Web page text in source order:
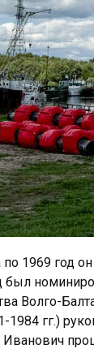
по 1969 год
был
Волго-
1984 гг.)
Иванович